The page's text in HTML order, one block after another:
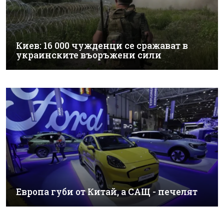
Киев: 16 000 чужденци се сражават в
украинските въоръжени сили
Европа губи от Китай, а САЩ - печелят